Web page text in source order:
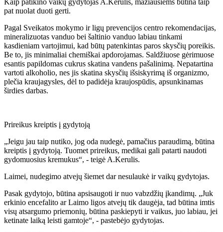
pat nuolat duoti gerti.
Pagal Sveikatos mokymo ir ligų prevencijos centro rekomendacijas,
mineralizuotas vanduo bei šaltinio vanduo labiau tinkami
kasdieniam vartojimui, kad būtų patenkintas paros skysčių poreikis.
Be to, jis minimaliai chemiškai apdorojamas. Saldžiuose gėrimuose
esantis papildomas cukrus skatina vandens pašalinimą. Nepatartina
vartoti alkoholio, nes jis skatina skysčių išsiskyrimą iš organizmo,
plečia kraujagysles, dėl to padidėja kraujospūdis, apsunkinamas
širdies darbas.
Prireikus kreiptis į gydytoją
„Jeigu jau taip nutiko, jog oda nudegė, pamačius paraudimą, būtina
kreiptis į gydytoją. Tuomet prireikus, medikai gali patarti naudoti
gydomuosius kremukus“, - teigė A.Kerulis.
Laimei, nudegimo atvejų šiemet dar nesulaukė ir vaikų gydytojas.
Pasak gydytojo, būtina apsisaugoti ir nuo vabzdžių įkandimų. „Juk
erkinio encefalito ar Laimo ligos atvejų tik daugėja, tad būtina imtis
visų atsargumo priemonių, būtina paskiepyti ir vaikus, juo labiau, jei
ketinate laiką leisti gamtoje“, - pastebėjo gydytojas.